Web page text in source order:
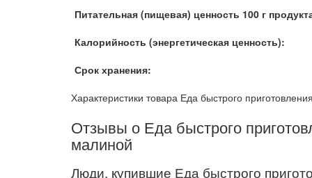
Питательная (пищевая) ценность 100 г
Калорийность (энергетическая ценность):
Срок хранения:
Характеристики товара Еда быстрого
Отзывы о Еда быстрого
малиной
Люди, купившие Еда быстрого